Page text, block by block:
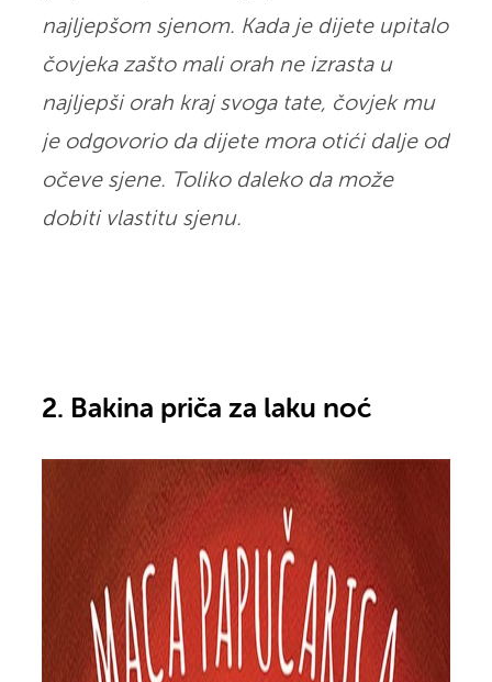
najljepšom sjenom. Kada je dijete upitalo
čovjeka zašto mali orah ne izrasta u
najljepši orah kraj svoga tate, čovjek mu
je odgovorio da dijete mora otići dalje od
očeve sjene. Toliko daleko da može
dobiti vlastitu sjenu.
2. Bakina priča za laku noć